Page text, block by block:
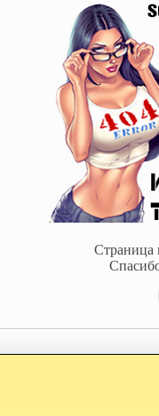
Страница